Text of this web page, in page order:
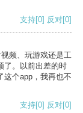
支持[0] 反对[0]
频、玩游戏还是工
了。以前出差的时
这个app，我再也不
支持[0] 反对[0]